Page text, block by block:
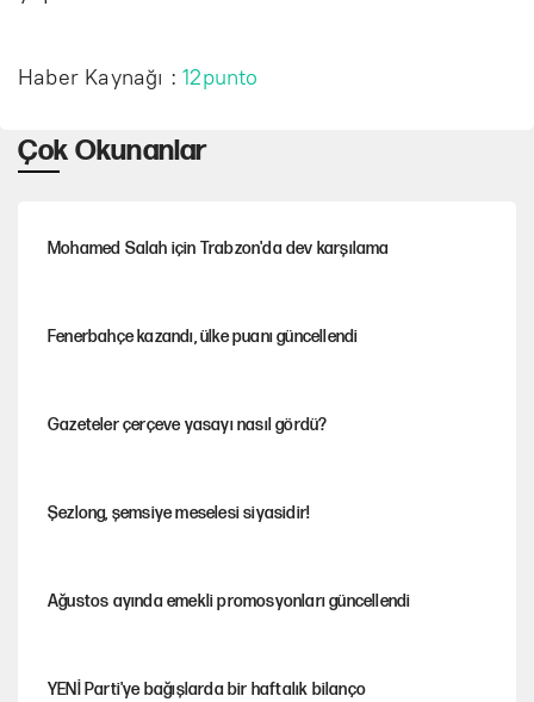
Haber Kaynağı :12punto
Çok Okunanlar
Mohamed Salah için Trabzon'da dev karşılama
Fenerbahçe kazandı, ülke puanı güncellendi
Gazeteler çerçeve yasayı nasıl gördü?
Şezlong, şemsiye meselesi siyasidir!
Ağustos ayında emekli promosyonları güncellendi
YENİ Parti'ye bağışlarda bir haftalık bilanço